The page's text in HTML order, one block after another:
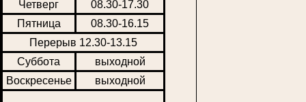
Четверг
08.30-17.30
Пятница
08.30-16.15
Перерыв 12.30-13.15
Суббота
выходной
Воскресенье
выходной